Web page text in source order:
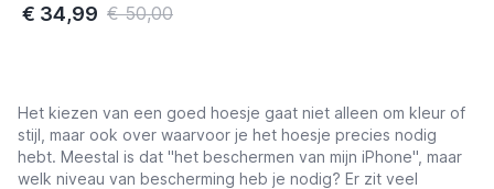
€ 34,99 € 50,00
Het kiezen van een goed hoesje gaat niet alleen om kleur of
stijl, maar ook over waarvoor je het hoesje precies nodig
hebt. Meestal is dat "het beschermen van mijn iPhone", maar
welk niveau van bescherming heb je nodig? Er zit veel